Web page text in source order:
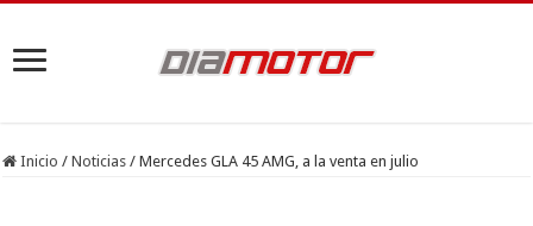
Inicio / Noticias / Mercedes GLA 45 AMG, a la venta en julio